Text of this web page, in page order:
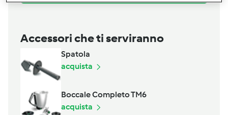
Accessori che ti serviranno
Spatola
acquista
Boccale Completo TM6
acquista